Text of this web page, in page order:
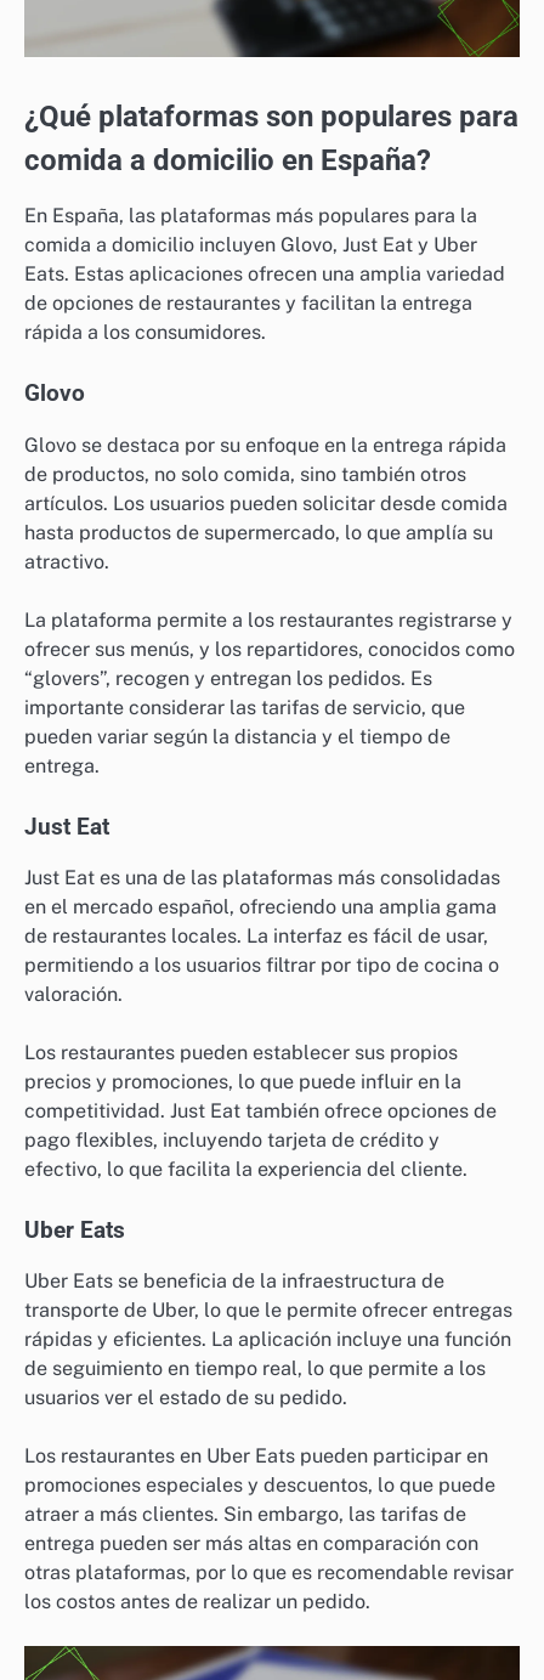
¿Qué plataformas son populares para
comida a domicilio en España?
En España, las plataformas más populares para la
comida a domicilio incluyen Glovo, Just Eat y Uber
Eats. Estas aplicaciones ofrecen una amplia variedad
de opciones de restaurantes y facilitan la entrega
rápida a los consumidores.
Glovo
Glovo se destaca por su enfoque en la entrega rápida
de productos, no solo comida, sino también otros
artículos. Los usuarios pueden solicitar desde comida
hasta productos de supermercado, lo que amplía su
atractivo.
La plataforma permite a los restaurantes registrarse y
ofrecer sus menús, y los repartidores, conocidos como
“glovers”, recogen y entregan los pedidos. Es
importante considerar las tarifas de servicio, que
pueden variar según la distancia y el tiempo de
entrega.
Just Eat
Just Eat es una de las plataformas más consolidadas
en el mercado español, ofreciendo una amplia gama
de restaurantes locales. La interfaz es fácil de usar,
permitiendo a los usuarios filtrar por tipo de cocina o
valoración.
Los restaurantes pueden establecer sus propios
precios y promociones, lo que puede influir en la
competitividad. Just Eat también ofrece opciones de
pago flexibles, incluyendo tarjeta de crédito y
efectivo, lo que facilita la experiencia del cliente.
Uber Eats
Uber Eats se beneficia de la infraestructura de
transporte de Uber, lo que le permite ofrecer entregas
rápidas y eficientes. La aplicación incluye una función
de seguimiento en tiempo real, lo que permite a los
usuarios ver el estado de su pedido.
Los restaurantes en Uber Eats pueden participar en
promociones especiales y descuentos, lo que puede
atraer a más clientes. Sin embargo, las tarifas de
entrega pueden ser más altas en comparación con
otras plataformas, por lo que es recomendable revisar
los costos antes de realizar un pedido.